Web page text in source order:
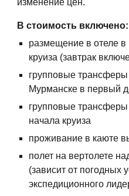
изменение цен.
В стоимость включено:
размещение в отеле
круиза (завтрак
групповые трансферы
Мурманске в первый
групповые трансферы
начала круиза
проживание в каюте
полет на вертолете
(зависит от погодных
экспедиционного